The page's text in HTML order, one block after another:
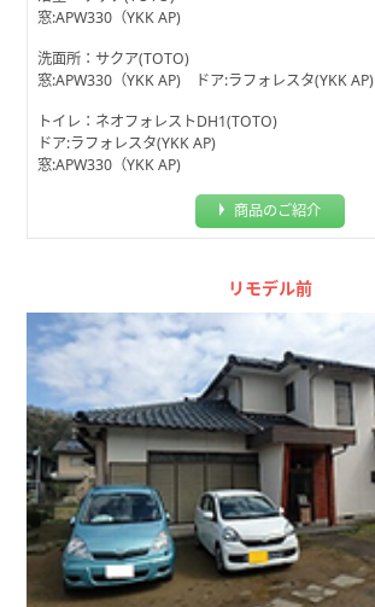
窓:APW330（YKK AP)
洗面所：サクア(TOTO)
窓:APW330（YKK AP) ドア:ラフォレスタ(YKK AP)
トイレ：ネオフォレストDH1(TOTO)
ドア:ラフォレスタ(YKK AP)
窓:APW330（YKK AP)
商品のご紹介
リモデル前